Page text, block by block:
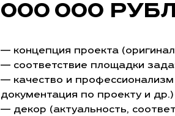
000 000
— концепция проекта
— соответствие площадки
— качество и профессионализм
документация по проекту и др.)
— декор (актуальность,